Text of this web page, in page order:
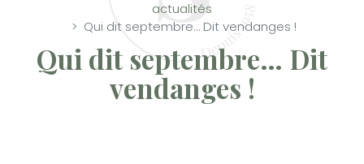
actualités
Qui dit septembre… Dit vendanges !
Qui dit septembre… Dit
vendanges !